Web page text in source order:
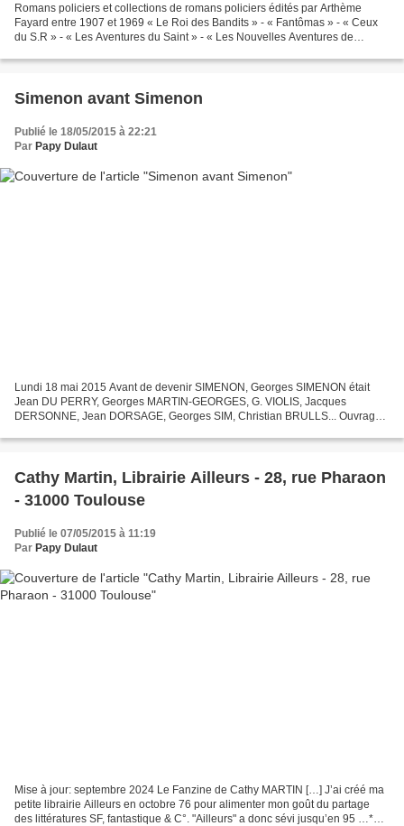
Romans policiers et collections de romans policiers édités par Arthème
Fayard entre 1907 et 1969 « Le Roi des Bandits » - « Fantômas » - « Ceux
du S.R » - « Les Aventures du Saint » - « Les Nouvelles Aventures de
Simenon avant Simenon
Publié le 18/05/2015 à 22:21
Par Papy Dulaut
Lundi 18 mai 2015 Avant de devenir SIMENON, Georges SIMENON était
Jean DU PERRY, Georges MARTIN-GEORGES, G. VIOLIS, Jacques
DERSONNE, Jean DORSAGE, Georges SIM, Christian BRULLS... Ouvrages
Cathy Martin, Librairie Ailleurs - 28, rue Pharaon
- 31000 Toulouse
Publié le 07/05/2015 à 11:19
Par Papy Dulaut
Mise à jour: septembre 2024 Le Fanzine de Cathy MARTIN […] J’ai créé ma
petite librairie Ailleurs en octobre 76 pour alimenter mon goût du partage
des littératures SF, fantastique & C°. "Ailleurs" a donc sévi jusqu’en 95 …*